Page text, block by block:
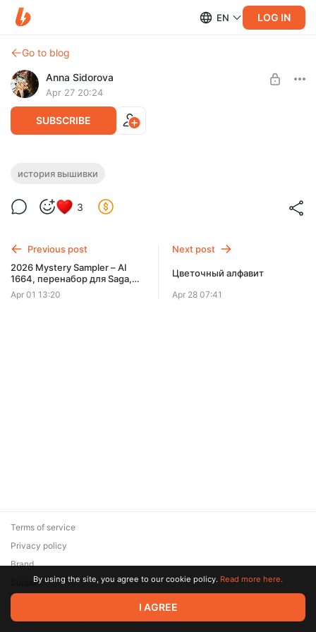
EN LOG IN
Go to blog
Anna Sidorova
Apr 27 20:24
SUBSCRIBE
Английские сэмплеры «в горошек».
Группа spot-сэмплеров - одна из самых загадочных. Их
Любимый подписчик
история вышивки
3
Previous post
2026 Mystery Sampler – AI
1664, перенабор для Saga,
часть 4
Apr 01 13:20
Next post
Цветочный алфавит
Apr 28 07:41
© 2026 Zaya Solutions Limited. All rights reserved. All trademarks
are the property of their respective owners.
Terms of service
Privacy policy
Brand
SupportBy using the site, you agree to our cookie policy. Read more here.
I AGREE